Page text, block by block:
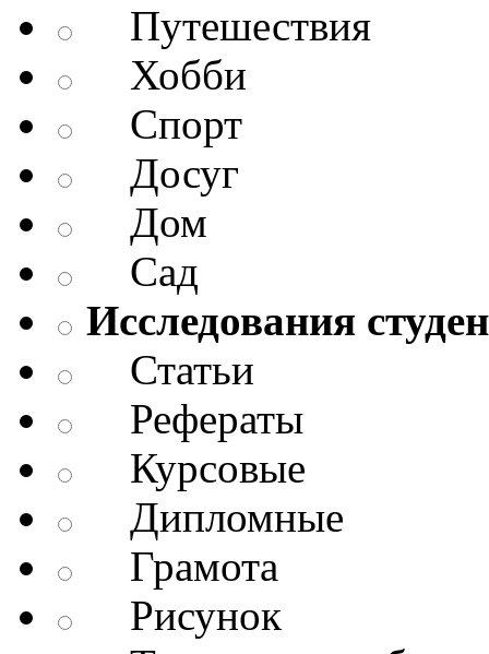
Путешествия
Хобби
Спорт
Досуг
Дом
Сад
Исследования
Статьи
Рефераты
Курсовые
Дипломные
Грамота
Рисунок